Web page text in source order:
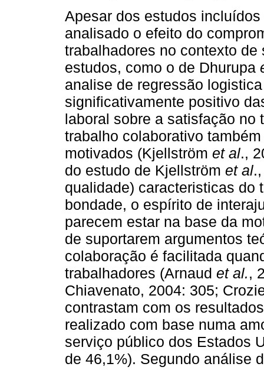
Apesar dos estudos
analisado o efeito do
trabalhadores no contexto
estudos, como o de Dhurupa
analise de regressão
significativamente positivo
laboral sobre a satisfação no
trabalho colaborativo
motivados (Kjellström et al.,
do estudo de Kjellström et al
qualidade) caracteristicas do
bondade, o espírito de
parecem estar na base da
de suportarem argumentos
colaboração é facilitada
trabalhadores (Arnaud et al.,
Chiavenato, 2004: 305;
contrastam com os
realizado com base numa
serviço público dos Estados
de 46,1%). Segundo análise